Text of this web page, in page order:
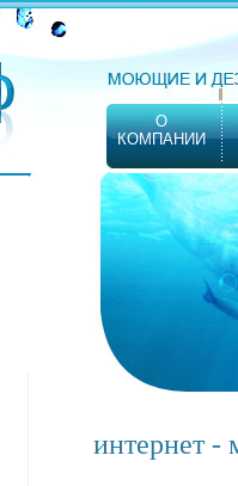
О
КОМПАНИИ
интернет -